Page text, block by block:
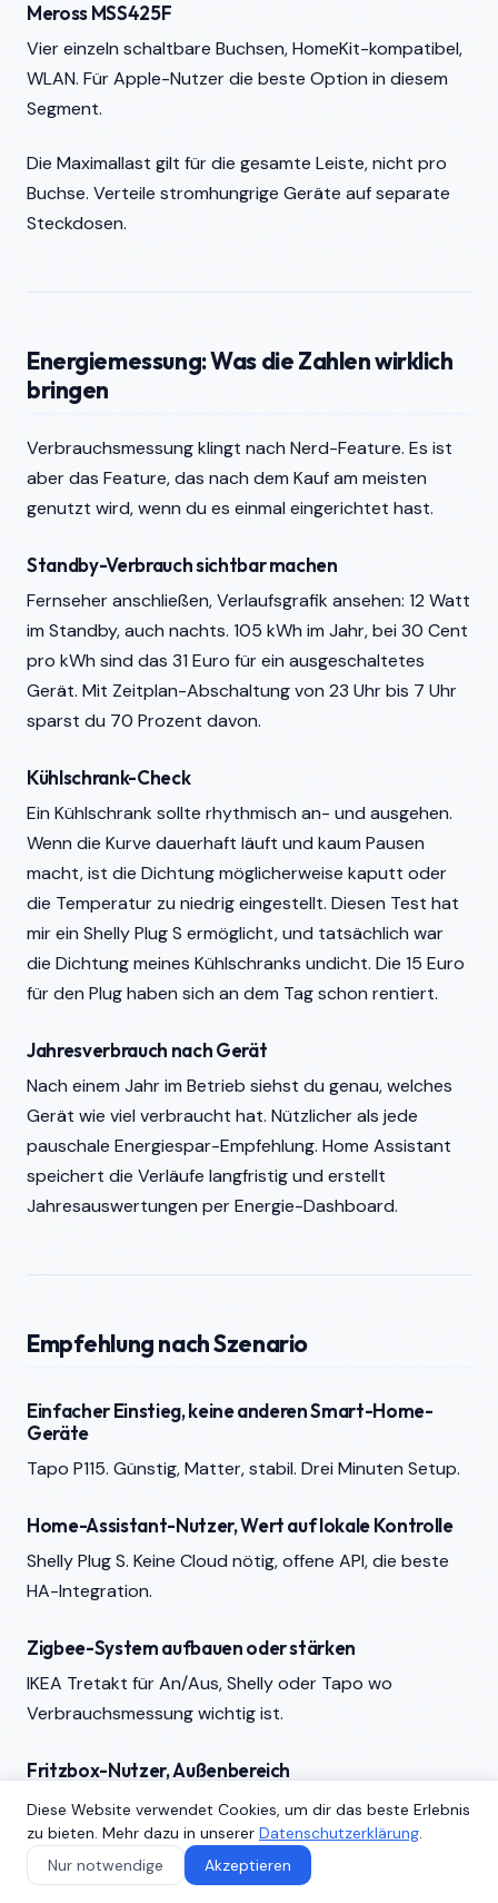
Meross MSS425F
Vier einzeln schaltbare Buchsen, HomeKit-kompatibel,
WLAN. Für Apple-Nutzer die beste Option in diesem
Segment.
Die Maximallast gilt für die gesamte Leiste, nicht pro
Buchse. Verteile stromhungrige Geräte auf separate
Steckdosen.
Energiemessung: Was die Zahlen wirklich
bringen
Verbrauchsmessung klingt nach Nerd-Feature. Es ist
aber das Feature, das nach dem Kauf am meisten
genutzt wird, wenn du es einmal eingerichtet hast.
Standby-Verbrauch sichtbar machen
Fernseher anschließen, Verlaufsgrafik ansehen: 12 Watt
im Standby, auch nachts. 105 kWh im Jahr, bei 30 Cent
pro kWh sind das 31 Euro für ein ausgeschaltetes
Gerät. Mit Zeitplan-Abschaltung von 23 Uhr bis 7 Uhr
sparst du 70 Prozent davon.
Kühlschrank-Check
Ein Kühlschrank sollte rhythmisch an- und ausgehen.
Wenn die Kurve dauerhaft läuft und kaum Pausen
macht, ist die Dichtung möglicherweise kaputt oder
die Temperatur zu niedrig eingestellt. Diesen Test hat
mir ein Shelly Plug S ermöglicht, und tatsächlich war
die Dichtung meines Kühlschranks undicht. Die 15 Euro
für den Plug haben sich an dem Tag schon rentiert.
Jahresverbrauch nach Gerät
Nach einem Jahr im Betrieb siehst du genau, welches
Gerät wie viel verbraucht hat. Nützlicher als jede
pauschale Energiespar-Empfehlung. Home Assistant
speichert die Verläufe langfristig und erstellt
Jahresauswertungen per Energie-Dashboard.
Empfehlung nach Szenario
Einfacher Einstieg, keine anderen Smart-Home-
Geräte
Tapo P115. Günstig, Matter, stabil. Drei Minuten Setup.
Home-Assistant-Nutzer, Wert auf lokale Kontrolle
Shelly Plug S. Keine Cloud nötig, offene API, die beste
HA-Integration.
Zigbee-System aufbauen oder stärken
IKEA Tretakt für An/Aus, Shelly oder Tapo wo
Verbrauchsmessung wichtig ist.
Fritzbox-Nutzer, Außenbereich
Fritz!DECT 210. Reichweite und IP44-Schutz schlagen
alles andere.
Apple HomeKit, Thread-Mesh aufbauen
Diese Website verwendet Cookies, um dir das beste Erlebnis
zu bieten. Mehr dazu in unserer Datenschutzerklärung.
Nur notwendige
Akzeptieren